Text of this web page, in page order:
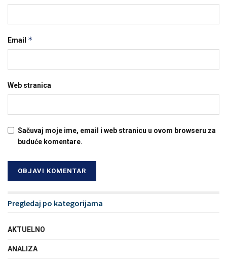
Email *
Web stranica
Sačuvaj moje ime, email i web stranicu u ovom browseru za
buduće komentare.
Pregledaj po kategorijama
AKTUELNO
ANALIZA